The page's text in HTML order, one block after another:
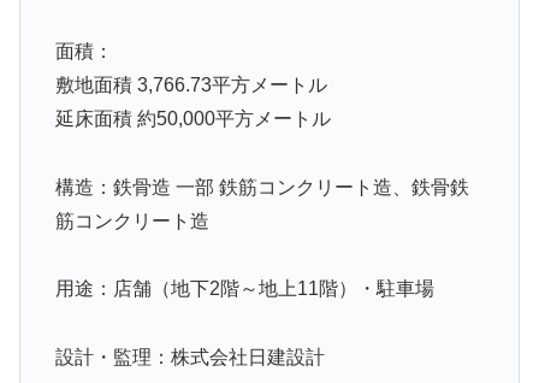
面積：
敷地面積 3,766.73平方メートル
延床面積 約50,000平方メートル
構造：鉄骨造 一部 鉄筋コンクリート造、鉄骨鉄
筋コンクリート造
用途：店舗（地下2階～地上11階）・駐車場
設計・監理：株式会社日建設計